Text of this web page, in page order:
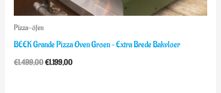
Pizza-öfen
BEEK Grande Pizza Oven Groen – Extra Brede Bakvloer
€1.499,00€1.199,00